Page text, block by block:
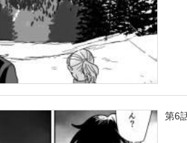
第6